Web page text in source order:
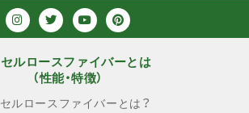
セルロースファイバーとは
（性能・特徴）
セルロースファイバーとは？